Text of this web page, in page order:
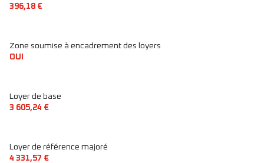
5ème étage
ascenseur
396,18 €
Zone soumise à encadrement des loyers
OUI
Loyer de base
3 605,24 €
Loyer de référence majoré
4 331,57 €